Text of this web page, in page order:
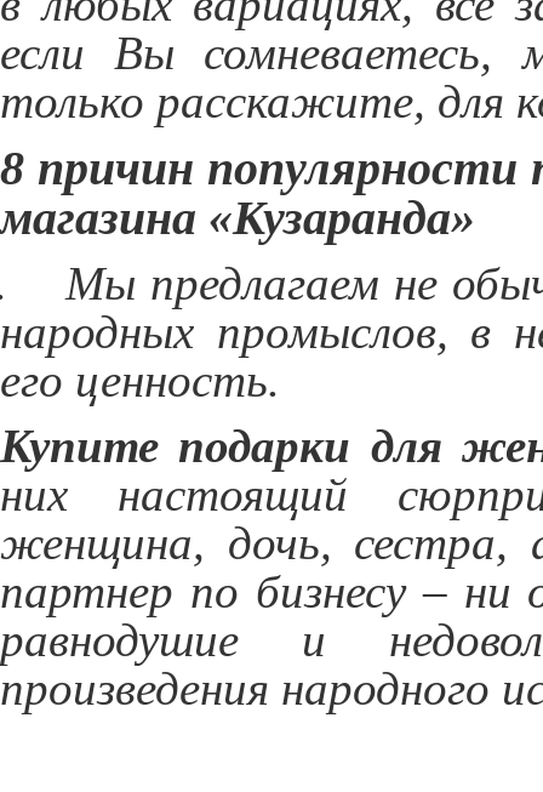
если Вы сомневаетесь,
только расскажите, для
8 причин
магазина «Кузаранда»
Мы предлагаем не
народных промыслов, в
его ценность.
Купите подарки для
них настоящий
женщина, дочь, сестра,
партнер по бизнесу –
равнодушие и
произведения народного